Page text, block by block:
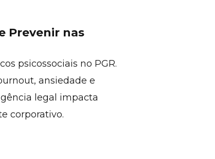
Prevenir nas
psicossociais no PGR.
ansiedade e
legal impacta
corporativo.